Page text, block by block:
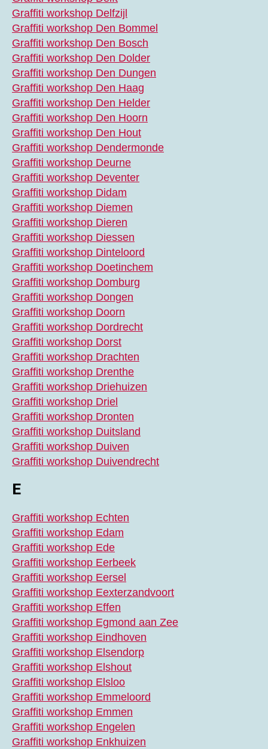
Graffiti workshop Delfzijl
Graffiti workshop Den Bommel
Graffiti workshop Den Bosch
Graffiti workshop Den Dolder
Graffiti workshop Den Dungen
Graffiti workshop Den Haag
Graffiti workshop Den Helder
Graffiti workshop Den Hoorn
Graffiti workshop Den Hout
Graffiti workshop Dendermonde
Graffiti workshop Deurne
Graffiti workshop Deventer
Graffiti workshop Didam
Graffiti workshop Diemen
Graffiti workshop Dieren
Graffiti workshop Diessen
Graffiti workshop Dinteloord
Graffiti workshop Doetinchem
Graffiti workshop Domburg
Graffiti workshop Dongen
Graffiti workshop Doorn
Graffiti workshop Dordrecht
Graffiti workshop Dorst
Graffiti workshop Drachten
Graffiti workshop Drenthe
Graffiti workshop Driehuizen
Graffiti workshop Driel
Graffiti workshop Dronten
Graffiti workshop Duitsland
Graffiti workshop Duiven
Graffiti workshop Duivendrecht
E
Graffiti workshop Echten
Graffiti workshop Edam
Graffiti workshop Ede
Graffiti workshop Eerbeek
Graffiti workshop Eersel
Graffiti workshop Eexterzandvoort
Graffiti workshop Effen
Graffiti workshop Egmond aan Zee
Graffiti workshop Eindhoven
Graffiti workshop Elsendorp
Graffiti workshop Elshout
Graffiti workshop Elsloo
Graffiti workshop Emmeloord
Graffiti workshop Emmen
Graffiti workshop Engelen
Graffiti workshop Enkhuizen